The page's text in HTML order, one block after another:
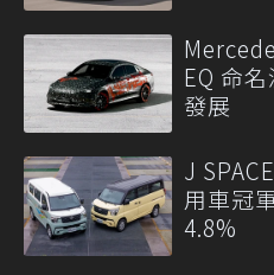
EQ 命
發展
J
用車冠
4.8%